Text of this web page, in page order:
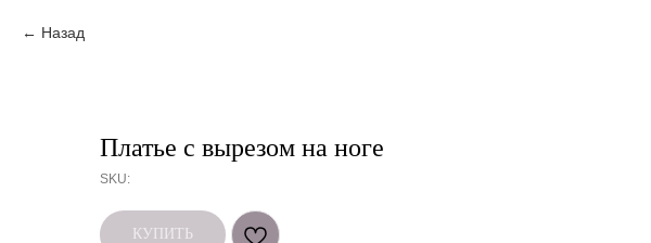
Назад
Платье с вырезом на ноге
SKU:
КУПИТЬ